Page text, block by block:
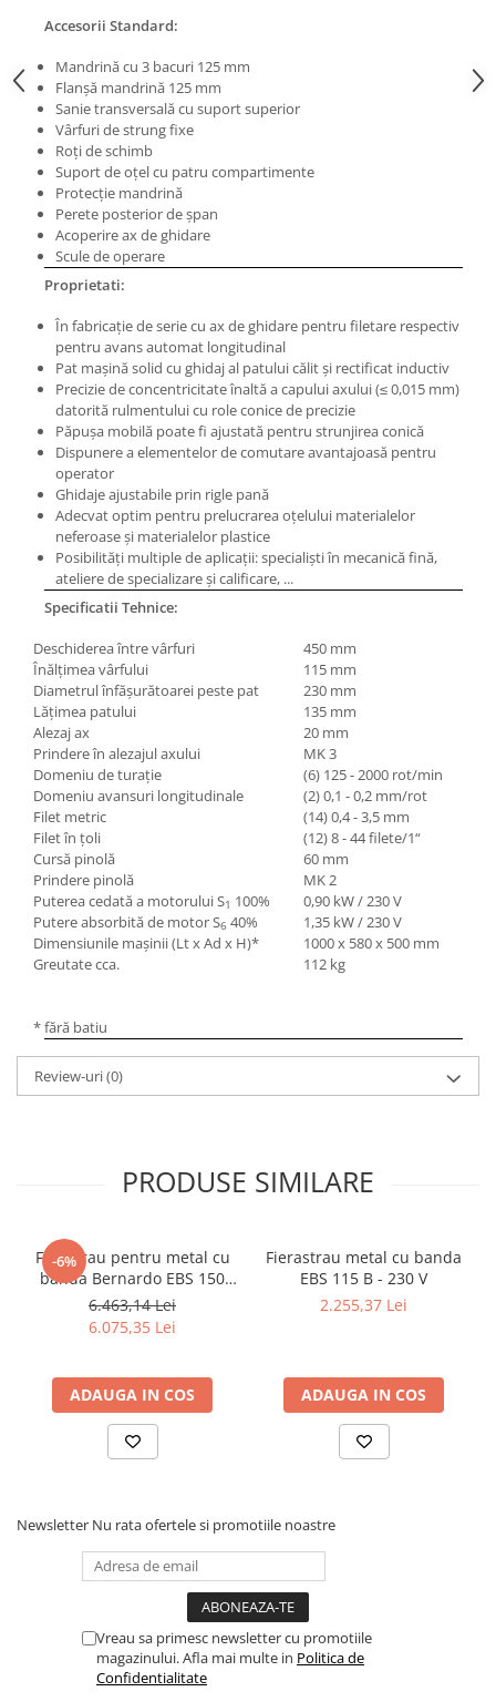
uscat
Masini de tesit
Masini pentru slefuit tevi
Masini universale de ascutit
Polizoare de banc
Masini de filetat
Masini pneumatice de filetat
Masini electrice de filetat
Exhaustor pentru aschii metal
Masini de gaurit cu talpa
magnetica
Instalatii de spalare a pieselor
Accesorii prelucrare metal
Universale de strung si accesorii
pentru strunguri
Falci pentru 3 bacuri PS3/ PO3
Falci pentru 4 bacuri PS4/ PO4
Flanșă
Fălcile pentru 3-bacuri DK11
Fălcile pentru 4-bacuri DK12
Mandrine independente
Mandrină cu 3 fălci din fontă
Mandrină cu 3 fălci din otel
Mandrină cu 4 fălci din fontă
Mandrină cu 4 fălci din otel
Seturi de unelte pentru strungarie
Standuri pentru strunguri
Instrumente de prindere
Dispozitive de prindere pentru
unelte
Elemente de prindere mecanică
Fălci pentru PHV / VHV
Etape XY
Papusa mobila / con de centrare
Instrumente de masurare
Indicatoare înălțime
Indicator cadran / Baze magnetice
Micrometru
Micrometru de interior
Nivele
Palpatoare margine
Raportor
Set unelte de masurare
Instrumente de decupare
Instrumente de frezat
Instrumente de găurit
Accesorii Standard:
Mandrină cu 3 bacuri 125 mm
Flanşă mandrină 125 mm
Sanie transversală cu suport superior
Vârfuri de strung fixe
Roţi de schimb
Suport de oţel cu patru compartimente
Protecţie mandrină
Perete posterior de şpan
Acoperire ax de ghidare
Scule de operare
Proprietati:
În fabricaţie de serie cu ax de ghidare pentru filetare respectiv
pentru avans automat longitudinal
Pat maşină solid cu ghidaj al patului călit şi rectificat inductiv
Precizie de concentricitate înaltă a capului axului (≤ 0,015 mm)
datorită rulmentului cu role conice de precizie
Păpuşa mobilă poate fi ajustată pentru strunjirea conică
Dispunere a elementelor de comutare avantajoasă pentru
operator
Ghidaje ajustabile prin rigle pană
Adecvat optim pentru prelucrarea oţelului materialelor
neferoase şi materialelor plastice
Posibilităţi multiple de aplicaţii: specialişti în mecanică fină,
ateliere de specializare şi calificare, ...
Specificatii Tehnice:
Deschiderea între vârfuri
450 mm
Înălţimea vârfului
115 mm
Diametrul înfăşurătoarei peste pat
230 mm
Lăţimea patului
135 mm
Alezaj ax
20 mm
Prindere în alezajul axului
MK 3
Domeniu de turaţie
(6) 125 - 2000 rot/min
Domeniu avansuri longitudinale
(2) 0,1 - 0,2 mm/rot
Filet metric
(14) 0,4 - 3,5 mm
Filet în ţoli
(12) 8 - 44 filete/1“
Cursă pinolă
60 mm
Prindere pinolă
MK 2
Puterea cedată a motorului S1 100%
0,90 kW / 230 V
Putere absorbită de motorS6 40%
1,35 kW / 230 V
Dimensiunile maşinii (Lt x Ad x H)*
1000 x 580 x 500 mm
Greutate cca.
112 kg
* fără batiu
Review-uri(0)
PRODUSE SIMILARE
-6%
Ferastrau pentru metal cu
banda Bernardo EBS 150
GC
6.463,14 Lei
6.075,35 Lei
ADAUGA IN COS
Fierastrau metal cu banda
EBS 115 B - 230 V
2.255,37 Lei
ADAUGA IN COS
Newsletter Nu rata ofertele si promotiile noastre
Vreau sa primesc newsletter cu promotiile
magazinului. Afla mai multe in Politica de
Confidentialitate